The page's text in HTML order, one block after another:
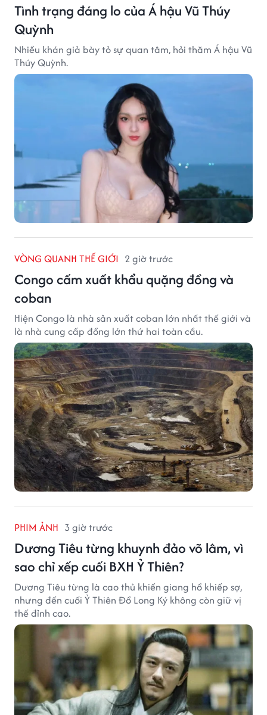
Tình trạng đáng lo của Á hậu Vũ Thúy
Quỳnh
Nhiều khán giả bày tỏ sự quan tâm, hỏi thăm Á hậu Vũ
Thúy Quỳnh.
VÒNG QUANH THẾ GIỚI 2 giờ trước
Congo cấm xuất khẩu quặng đồng và
coban
Hiện Congo là nhà sản xuất coban lớn nhất thế giới và
là nhà cung cấp đồng lớn thứ hai toàn cầu.
PHIM ẢNH 3 giờ trước
Dương Tiêu từng khuynh đảo võ lâm, vì
sao chỉ xếp cuối BXH Ỷ Thiên?
Dương Tiêu từng là cao thủ khiến giang hồ khiếp sợ,
nhưng đến cuối Ỷ Thiên Đồ Long Ký không còn giữ vị
thế đỉnh cao.